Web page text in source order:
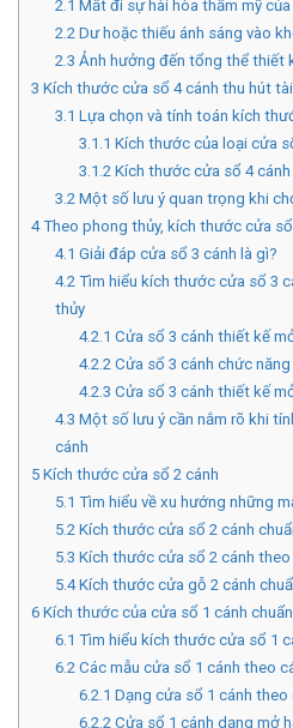
2.1 Mất đi sự hài hòa thẩm mỹ
2.2 Dư hoặc thiếu ánh sáng vào
2.3 Ảnh hưởng đến tổng thể thiết
3 Kích thước cửa sổ 4 cánh thu hút
3.1 Lựa chọn và tính toán kích
3.1.1 Kích thước của loại cửa
3.1.2 Kích thước cửa sổ 4
3.2 Một số lưu ý quan trọng khi
4Theo phong thủy, kích thước cửa
4.1 Giải đáp cửa sổ 3 cánh là gì?
4.2 Tìm hiểu kích thước cửa sổ 3
thủy
4.2.1 Cửa sổ 3 cánh thiết kế
4.2.2 Cửa sổ 3 cánh chức
4.2.3 Cửa sổ 3 cánh thiết kế
4.3 Một số lưu ý cần nắm rõ khi
cánh
5 Kích thước cửa sổ 2 cánh
5.1 Tìm hiểu về xu hướng những
5.2 Kích thước cửa sổ 2 cánh
5.3 Kích thước cửa sổ 2 cánh
5.4Kích thước cửa gỗ 2 cánh
6 Kích thước của cửa sổ 1 cánh chuẩn
6.1 Tìm hiểu kích thước cửa sổ 1
6.2 Các mẫu cửa sổ 1 cánh theo
6.2.1 Dạng cửa sổ 1 cánh theo
6.2.2 Cửa sổ 1 cánh dạng mở